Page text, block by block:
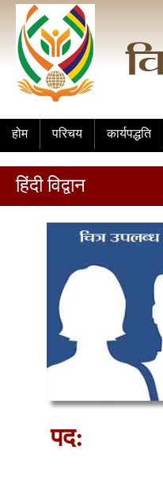
होम परिचय कार्यपद्धति
हिंदी विद्वान
पद: